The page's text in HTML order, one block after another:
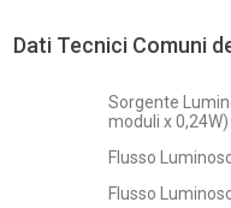
Dati Tecnici Comuni
Sorgente
moduli x
Flusso
Flusso